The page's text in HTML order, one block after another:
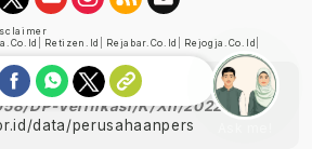
Retizen.id Rejabar.co.id Rejogja.co.id
oleh Dewan Pers
DP-Verifikasi/K/XII/2022
data/perusahaanpers